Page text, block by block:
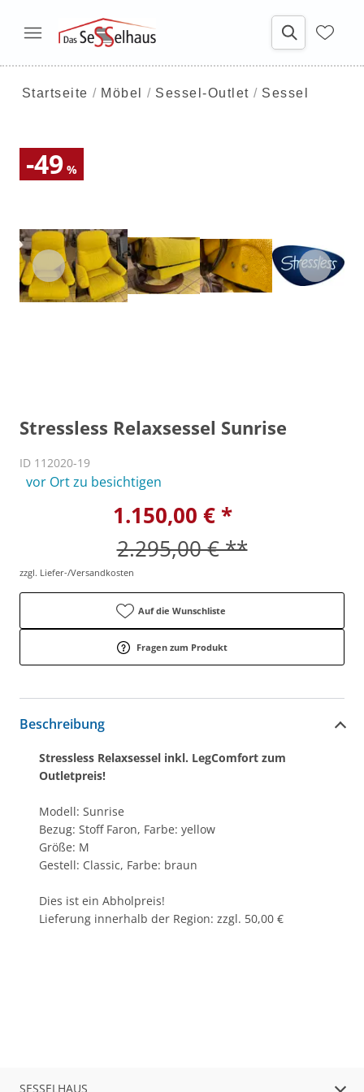
Startseite Möbel Sessel-Outlet Sessel
-49 %
Stressless Relaxsessel Sunrise
ID 112020-19
vor Ort zu besichtigen
1.150,00 € *
2.295,00 € **
zzgl. Liefer-/Versandkosten
Auf die Wunschliste
Fragen zum Produkt
Beschreibung
Stressless Relaxsessel inkl. LegComfort zum
Outletpreis!
Modell: Sunrise
Bezug: Stoff Faron, Farbe: yellow
Größe: M
Gestell: Classic, Farbe: braun
Dies ist ein Abholpreis!
Lieferung innerhalb der Region: zzgl. 50,00 €
SESSELHAUS